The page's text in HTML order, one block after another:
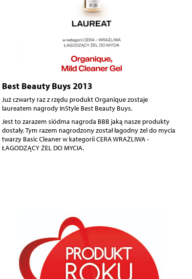
Best Beauty Buys 2013
Już czwarty raz z rzędu produkt Organique zostaje
laureatem nagrody InStyle Best Beauty Buys.
Jest to zarazem siódma nagroda BBB jaką nasze produkty
dostały. Tym razem nagrodzony został łagodny żel do mycia
twarzy Basic Cleaner w kategorii CERA WRAŻLIWA -
ŁAGODZĄCY ŻEL DO MYCIA.